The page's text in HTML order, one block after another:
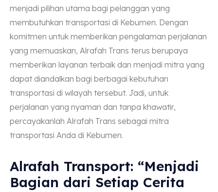
menjadi pilihan utama bagi pelanggan yang
membutuhkan transportasi di Kebumen. Dengan
komitmen untuk memberikan pengalaman perjalanan
yang memuaskan, Alrafah Trans terus berupaya
memberikan layanan terbaik dan menjadi mitra yang
dapat diandalkan bagi berbagai kebutuhan
transportasi di wilayah tersebut. Jadi, untuk
perjalanan yang nyaman dan tanpa khawatir,
percayakanlah Alrafah Trans sebagai mitra
transportasi Anda di Kebumen.
Alrafah Transport: “Menjadi
Bagian dari Setiap Cerita